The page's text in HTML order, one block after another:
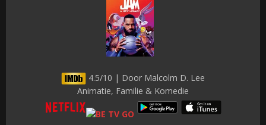
4.5/10 | Door Malcolm D. Lee
Animatie, Familie & Komedie